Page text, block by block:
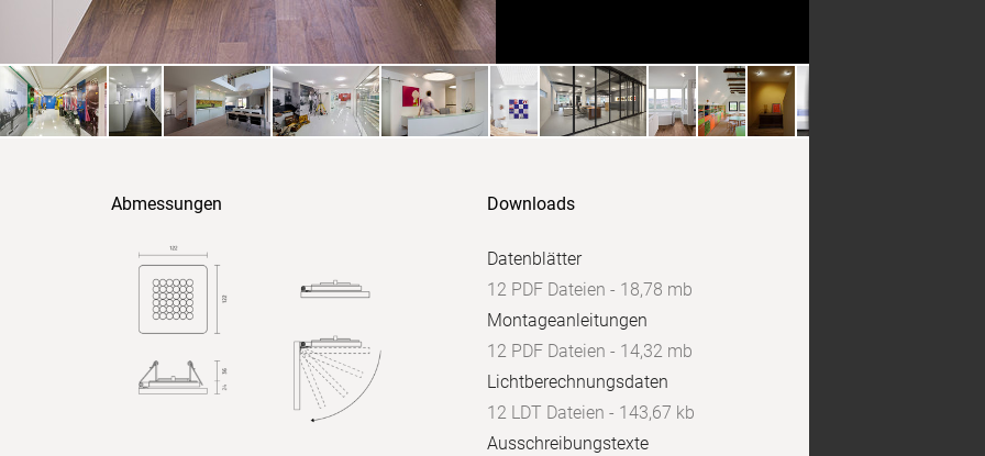
Abmessungen Downloads
Datenblätter
12 PDF Dateien - 18,78 mb
Montageanleitungen
12 PDF Dateien - 14,32 mb
Lichtberechnungsdaten
12 LDT Dateien - 143,67 kb
Ausschreibungstexte